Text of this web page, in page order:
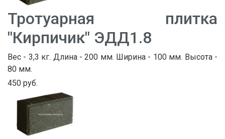
Тротуарная плитка
"Кирпичик" ЭДД1.8
Вес - 3,3 кг. Длина - 200 мм. Ширина - 100 мм. Высота -
80 мм.
450 руб.